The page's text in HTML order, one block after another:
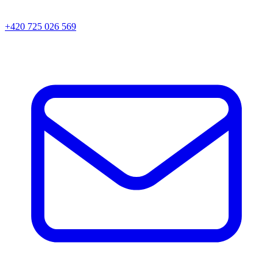
+420 725 026 569